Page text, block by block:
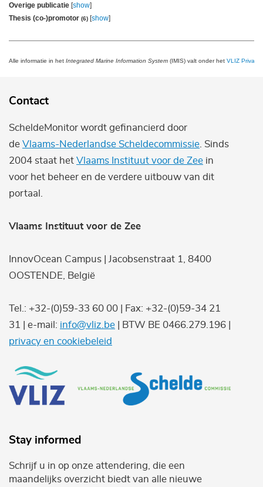
Overige publicatie [show]
Thesis (co-)promotor (6) [show]
Alle informatie in het Integrated Marine Information System (IMIS) valt onder het VLIZ Privacy
Contact
ScheldeMonitor wordt gefinancierd door
de Vlaams-Nederlandse Scheldecommissie . Sinds
2004 staat het Vlaams Instituut voor de Zee in
voor het beheer en de verdere uitbouw van dit
portaal.
Vlaams Instituut voor de Zee
InnovOcean Campus | Jacobsenstraat 1, 8400
OOSTENDE, België
Tel.: +32-(0)59-33 60 00 | Fax: +32-(0)59-34 21
31 | e-mail: info@vliz.be | BTW BE 0466.279.196 |
privacy en cookiebeleid
Stay informed
Schrijf u in op onze attendering, die een
maandelijks overzicht biedt van alle nieuwe